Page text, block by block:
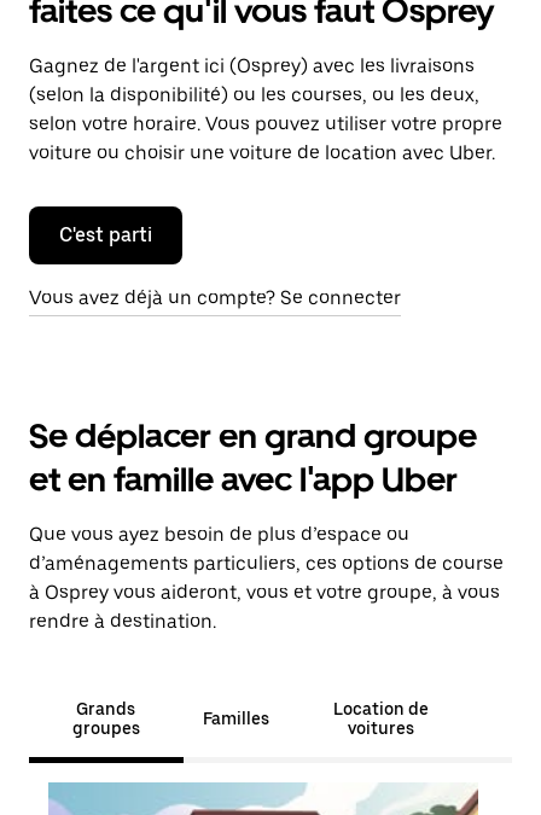
faites ce qu'il vous faut Osprey
Gagnez de l'argent ici (Osprey) avec les livraisons
(selon la disponibilité) ou les courses, ou les deux,
selon votre horaire. Vous pouvez utiliser votre propre
voiture ou choisir une voiture de location avec Uber.
C'est parti
Vous avez déjà un compte? Se connecter
Se déplacer en grand groupe
et en famille avec l'app Uber
Que vous ayez besoin de plus d’espace ou
d’aménagements particuliers, ces options de course
à Osprey vous aideront, vous et votre groupe, à vous
rendre à destination.
Grands
groupes
Familles
Location de
voitures